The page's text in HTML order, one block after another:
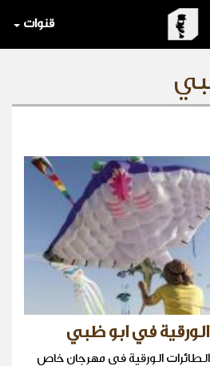
قنوات
في ابو ظبي
الورقية في مهرجان خاص